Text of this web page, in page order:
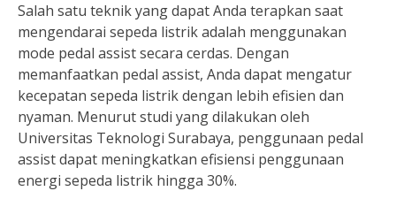
Salah satu teknik yang dapat Anda terapkan saat
mengendarai sepeda listrik adalah menggunakan
mode pedal assist secara cerdas. Dengan
memanfaatkan pedal assist, Anda dapat mengatur
kecepatan sepeda listrik dengan lebih efisien dan
nyaman. Menurut studi yang dilakukan oleh
Universitas Teknologi Surabaya, penggunaan pedal
assist dapat meningkatkan efisiensi penggunaan
energi sepeda listrik hingga 30%.